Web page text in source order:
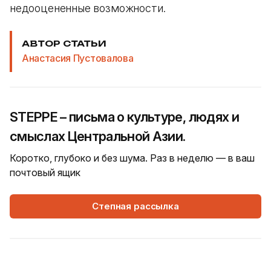
недооцененные возможности.
АВТОР СТАТЬИ
Анастасия Пустовалова
STEPPE – письма о культуре, людях и
смыслах Центральной Азии.
Коротко, глубоко и без шума. Раз в неделю — в ваш
почтовый ящик
Степная рассылка